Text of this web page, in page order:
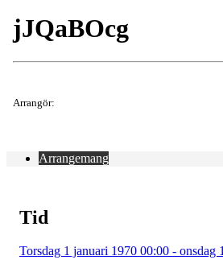
jJQaBOcg
Arrangör:
Arrangemang
Tid
Torsdag 1 januari 1970 00:00 - onsdag